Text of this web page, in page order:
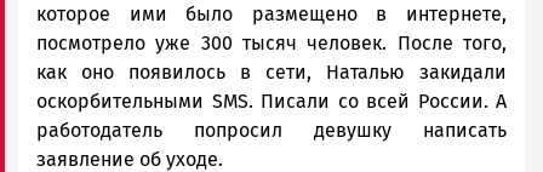
которое ими было размещено в интернете,
посмотрело уже 300 тысяч человек. После того,
как оно появилось в сети, Наталью закидали
оскорбительными SMS. Писали со всей России. А
работодатель попросил девушку написать
заявление об уходе.